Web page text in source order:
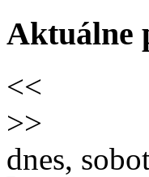
Aktuálne
<<
>>
dnes,